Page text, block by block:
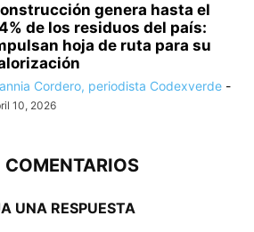
genera hasta el
de los residuos del país:
hoja de ruta para su
Cordero, periodista Codexverde -
10, 2026
COMENTARIOS
UNA RESPUESTA